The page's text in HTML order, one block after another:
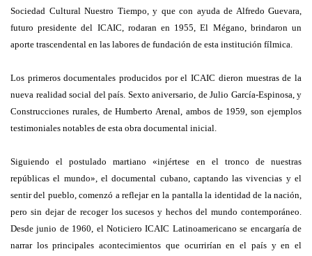
Sociedad Cultural Nuestro Tiempo, y que con ayuda de Alfredo Guevara,
futuro presidente del ICAIC, rodaran en 1955, El Mégano, brindaron un
aporte trascendental en las labores de fundación de esta institución fílmica.
Los primeros documentales producidos por el ICAIC dieron muestras de la
nueva realidad social del país. Sexto aniversario, de Julio García-Espinosa, y
Construcciones rurales, de Humberto Arenal, ambos de 1959, son ejemplos
testimoniales notables de esta obra documental inicial.
Siguiendo el postulado martiano «injértese en el tronco de nuestras
repúblicas el mundo», el documental cubano, captando las vivencias y el
sentir del pueblo, comenzó a reflejar en la pantalla la identidad de la nación,
pero sin dejar de recoger los sucesos y hechos del mundo contemporáneo.
Desde junio de 1960, el Noticiero ICAIC Latinoamericano se encargaría de
narrar los principales acontecimientos que ocurrirían en el país y en el